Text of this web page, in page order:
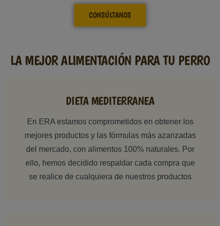
CONSÚLTANOS
LA MEJOR ALIMENTACIÓN PARA TU PERRO
DIETA MEDITERRANEA
En ERA estamos comprometidos en obtener los
mejores productos y las fórmulas más azanzadas
del mercado, con alimentos 100% naturales. Por
ello, hemos decidido respaldar cada compra que
se realice de cualquiera de nuestros productos